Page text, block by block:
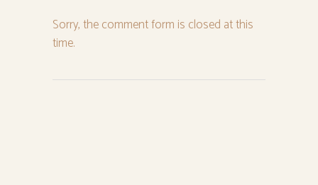
Sorry, the comment form is closed at this
time.